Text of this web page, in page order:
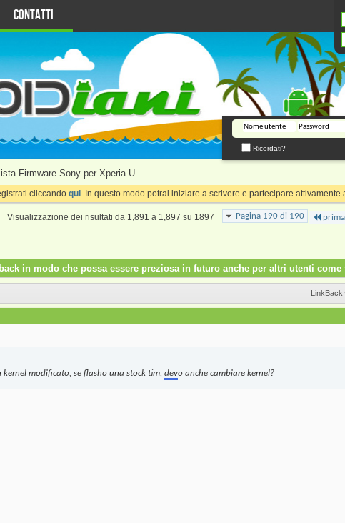
Contatti
Ricordati?
Firmware Sony per Xperia U
cliccando qui. In questo modo potrai iniziare a scrivere e partecipare attivamente
Pagina 190 di 190 prima
Visualizzazione dei risultati da 1,891 a 1,897 su 1897
in modo che possa essere preziosa in futuro anche per altri utenti come
LinkBack
modificato, se flasho una stock tim, devo anche cambiare kernel?